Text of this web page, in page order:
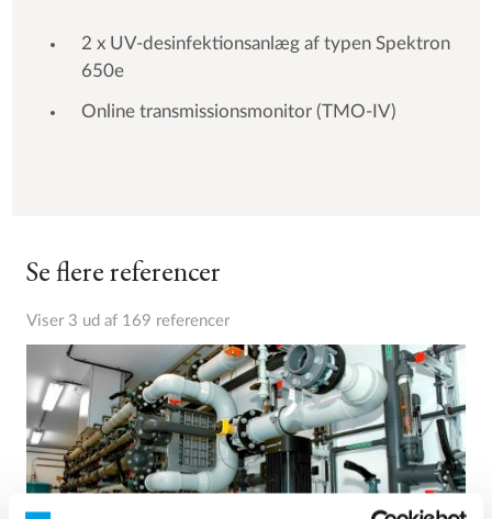
2 x UV-desinfektionsanlæg af typen Spektron
650e
Online transmissionsmonitor (TMO-IV)
Se flere referencer
Viser 3 ud af 169 referencer